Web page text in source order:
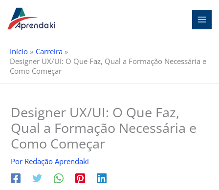
para
Início
Carreira
Designer UX/UI: O Que Faz, Qual a Formação Necessária e
Como Começar
Designer UX/UI: O Que Faz,
Qual a Formação Necessária e
Como Começar
Por Redação Aprendaki